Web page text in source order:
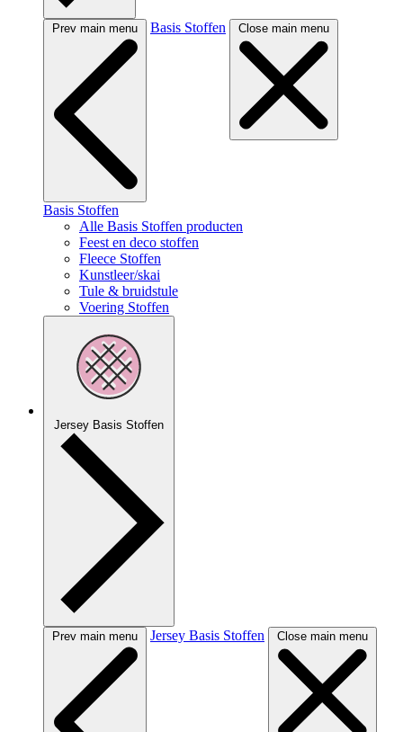
Prev main menu Basis Stoffen Close main menu
Basis Stoffen
Alle Basis Stoffen producten
Feest en deco stoffen
Fleece Stoffen
Kunstleer/skai
Tule & bruidstule
Voering Stoffen
Jersey Basis Stoffen
Prev main menu Jersey Basis Stoffen Close main menu